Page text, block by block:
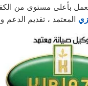
بأعلى مستوى من
المعتمد ، تقديم الدعم